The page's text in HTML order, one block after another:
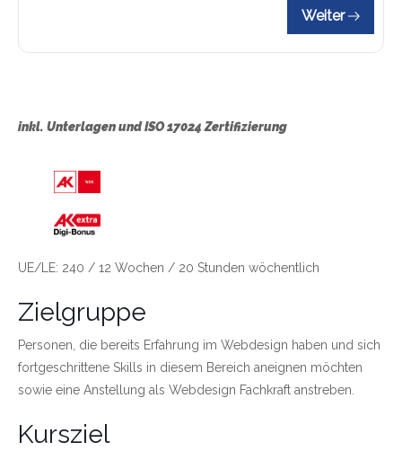
inkl. Unterlagen und ISO 17024 Zertifizierung
UE/LE: 240 / 12 Wochen / 20 Stunden wöchentlich
Zielgruppe
Personen, die bereits Erfahrung im Webdesign haben und sich
fortgeschrittene Skills in diesem Bereich aneignen möchten
sowie eine Anstellung als Webdesign Fachkraft anstreben.
Kursziel
Weiter